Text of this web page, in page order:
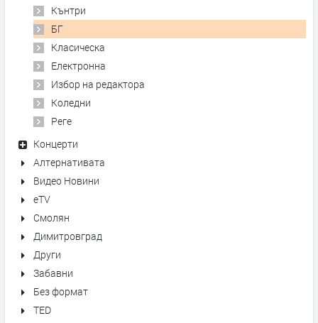
Кънтри
БГ
Класическа
Електронна
Избор на редактора
Коледни
Реге
Концерти
Алтернативата
Видео Новини
eTV
Смолян
Димитровград
Други
Забавни
Без формат
TED